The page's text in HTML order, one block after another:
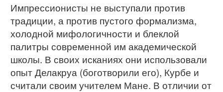
Импрессионисты не выступали против
традиции, а против пустого формализма,
холодной мифологичности и блеклой
палитры современной им академической
школы. В своих исканиях они использовали
опыт Делакруа (боготворили его), Курбе и
считали своим учителем Мане. В отличии от